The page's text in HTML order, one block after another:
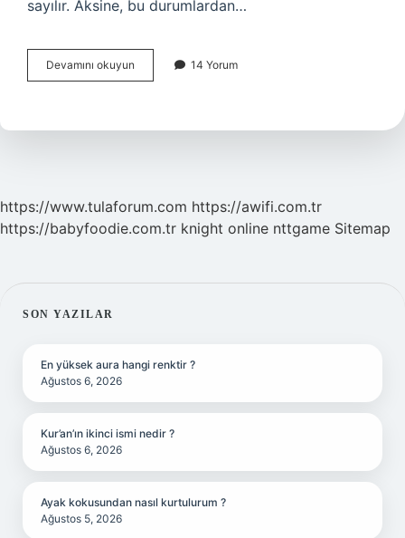
sayılır. Aksine, bu durumlardan…
Devamını okuyun
Ve
Kimlerdir
14 Yorum
https://www.tulaforum.com https://awifi.com.tr
https://babyfoodie.com.tr knight online nttgame Sitemap
SIDEBAR
SON YAZILAR
En yüksek aura hangi renktir ?
Ağustos 6, 2026
Kur’an’ın ikinci ismi nedir ?
Ağustos 6, 2026
Ayak kokusundan nasıl kurtulurum ?
Ağustos 5, 2026